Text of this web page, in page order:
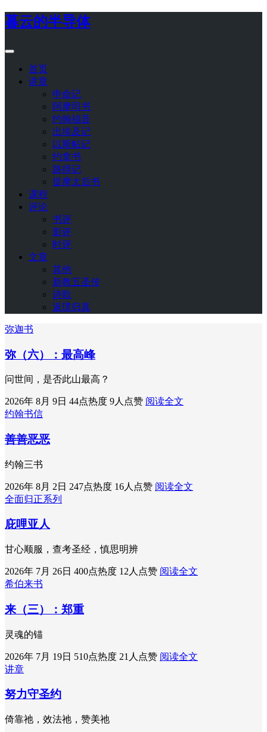
暮云的半导体
首页
讲章
申命记
阿摩司书
约翰福音
出埃及记
以斯帖记
约拿书
路得记
提摩太后书
课程
评论
书评
影评
时评
文章
其他
新教五圣传
诗歌
返璞归真
弥迦书
弥（六）：最高峰
问世间，是否此山最高？
2026年 8月 9日 44点热度 9人点赞 阅读全文
约翰书信
善善恶恶
约翰三书
2026年 8月 2日 247点热度 16人点赞 阅读全文
全面归正系列
庇哩亚人
甘心顺服，查考圣经，慎思明辨
2026年 7月 26日 400点热度 12人点赞 阅读全文
希伯来书
来（三）：郑重
灵魂的锚
2026年 7月 19日 510点热度 21人点赞 阅读全文
讲章
努力守圣约
倚靠祂，效法祂，赞美祂